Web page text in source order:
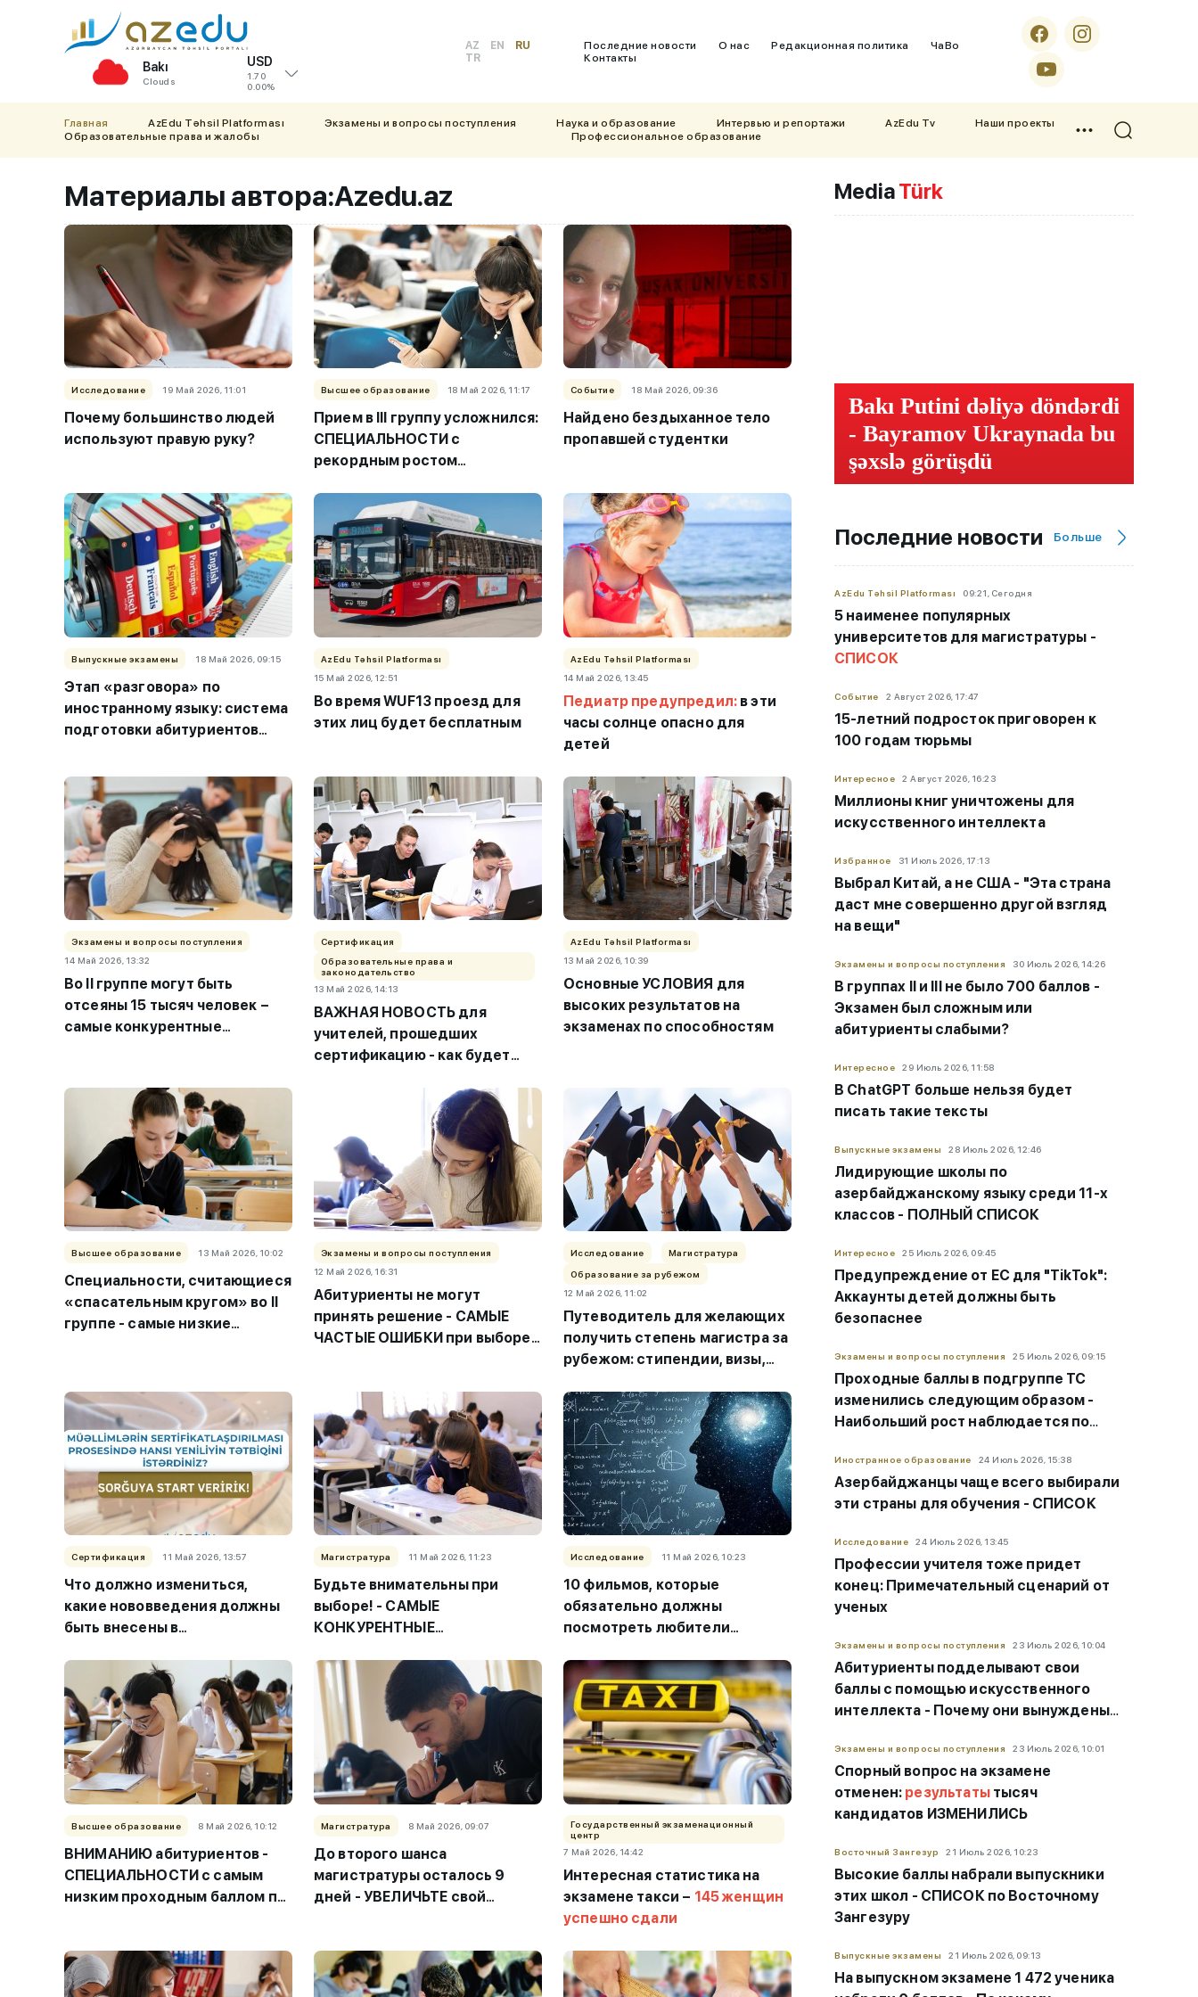
Bakı
Clouds
USD
1.70
0.00%
AZ EN
RU
TR
Последние новости О нас Редакционная политика
ЧаВо
Контакты
Главная AzEdu Təhsil Platforması Экзамены и вопросы поступления Наука и образование Интервью и репортажи AzEdu Tv
Наши проекты
Образовательные права и жалобы
Профессиональное образование
Материалы автора:Azedu.az
Исследование 19 Май 2026, 11:01
Почему большинство людей
используют правую руку?
Высшее образование 18 Май 2026, 11:17
Прием в III группу усложнился:
СПЕЦИАЛЬНОСТИ с
рекордным ростом
Событие 18 Май 2026, 09:36
Найдено бездыханное тело
пропавшей студентки
Выпускные экзамены 18 Май 2026, 09:15
Этап «разговора» по
иностранному языку: система
подготовки абитуриентов
AzEdu Təhsil Platforması
15 Май 2026, 12:51
Во время WUF13 проезд для
этих лиц будет бесплатным
AzEdu Təhsil Platforması
14 Май 2026, 13:45
Педиатр предупредил:в эти
часы солнце опасно для
детей
Экзамены и вопросы поступления
14 Май 2026, 13:32
Во II группе могут быть
отсеяны 15 тысяч человек –
самые конкурентные
Сертификация
Образовательные права и
законодательство
13 Май 2026, 14:13
ВАЖНАЯ НОВОСТЬ для
учителей, прошедших
сертификацию - как будет
AzEdu Təhsil Platforması
13 Май 2026, 10:39
Основные УСЛОВИЯ для
высоких результатов на
экзаменах по способностям
Высшее образование 13 Май 2026, 10:02
Специальности, считающиеся
«спасательным кругом» во II
группе - самые низкие
Экзамены и вопросы поступления
12 Май 2026, 16:31
Абитуриенты не могут
принять решение - САМЫЕ
ЧАСТЫЕ ОШИБКИ при выборе
Исследование
Магистратура
Образование за рубежом
12 Май 2026, 11:02
Путеводитель для желающих
получить степень магистра за
рубежом: стипендии, визы,
трудоустройства и обучения...
Сертификация 11 Май 2026, 13:57
Что должно измениться,
какие нововведения должны
быть внесены в
ОПРОС
Магистратура 11 Май 2026, 11:23
Будьте внимательны при
выборе! - САМЫЕ
КОНКУРЕНТНЫЕ
университетам
Исследование 11 Май 2026, 10:23
10 фильмов, которые
обязательно должны
посмотреть любители
Высшее образование 8 Май 2026, 10:12
ВНИМАНИЮ абитуриентов -
СПЕЦИАЛЬНОСТИ с самым
низким проходным баллом по
Магистратура 8 Май 2026, 09:07
До второго шанса
магистратуры осталось 9
дней - УВЕЛИЧЬТЕ свой
Государственный экзаменационный
центр
7 Май 2026, 14:42
Интересная статистика на
экзамене такси – 145 женщин
успешно сдали
MediaTürk
Bakı Putini dəliyə döndərdi
- Bayramov Ukraynada bu
şəxslə görüşdü
Последние новости Больше
AzEdu Təhsil Platforması 09:21, Сегодня
5 наименее популярных
университетов для магистратуры -
СПИСОК
Событие 2 Август 2026, 17:47
15-летний подросток приговорен к
100 годам тюрьмы
Интересное 2 Август 2026, 16:23
Миллионы книг уничтожены для
искусственного интеллекта
Избранное 31 Июль 2026, 17:13
Выбрал Китай, а не США - "Эта страна
даст мне совершенно другой взгляд
на вещи"
Экзамены и вопросы поступления 30 Июль 2026, 14:26
В группах II и III не было 700 баллов -
Экзамен был сложным или
абитуриенты слабыми?
Интересное 29 Июль 2026, 11:58
В ChatGPT больше нельзя будет
писать такие тексты
Выпускные экзамены 28 Июль 2026, 12:46
Лидирующие школы по
азербайджанскому языку среди 11-х
классов - ПОЛНЫЙ СПИСОК
Интересное 25 Июль 2026, 09:45
Предупреждение от ЕС для "TikTok":
Аккаунты детей должны быть
безопаснее
Экзамены и вопросы поступления 25 Июль 2026, 09:15
Проходные баллы в подгруппе ТС
изменились следующим образом -
Наибольший рост наблюдается по
Иностранное образование 24 Июль 2026, 15:38
Азербайджанцы чаще всего выбирали
эти страны для обучения - СПИСОК
Исследование 24 Июль 2026, 13:45
Профессии учителя тоже придет
конец: Примечательный сценарий от
ученых
Экзамены и вопросы поступления 23 Июль 2026, 10:04
Абитуриенты подделывают свои
баллы с помощью искусственного
интеллекта - Почему они вынуждены
Экзамены и вопросы поступления 23 Июль 2026, 10:01
Спорный вопрос на экзамене
отменен: результатытысяч
кандидатов ИЗМЕНИЛИСЬ
Восточный Зангезур 21 Июль 2026, 10:23
Высокие баллы набрали выпускники
этих школ - СПИСОК по Восточному
Зангезуру
Выпускные экзамены 21 Июль 2026, 09:13
На выпускном экзамене 1 472 ученика